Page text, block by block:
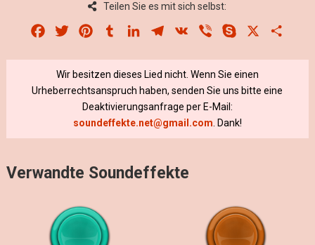
Teilen Sie es mit sich selbst:
Facebook
Twitter PinterestTumblrLinkedInTelegram
VK Viber Skype
Wir besitzen dieses Lied nicht. Wenn Sie einen
Urheberrechtsanspruch haben, senden Sie uns bitte eine
Deaktivierungsanfrage per E-Mail:
soundeffekte.net@gmail.com . Dank!
Verwandte Soundeffekte